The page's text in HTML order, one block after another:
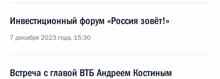
Инвестиционный форум «Россия зовёт!»
7 декабря 2023 года, 15:30
Встреча с главой ВТБ Андреем Костиным